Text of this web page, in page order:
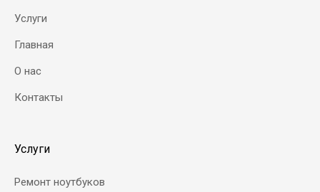
Услуги
Главная
О нас
Контакты
Услуги
Ремонт ноутбуков